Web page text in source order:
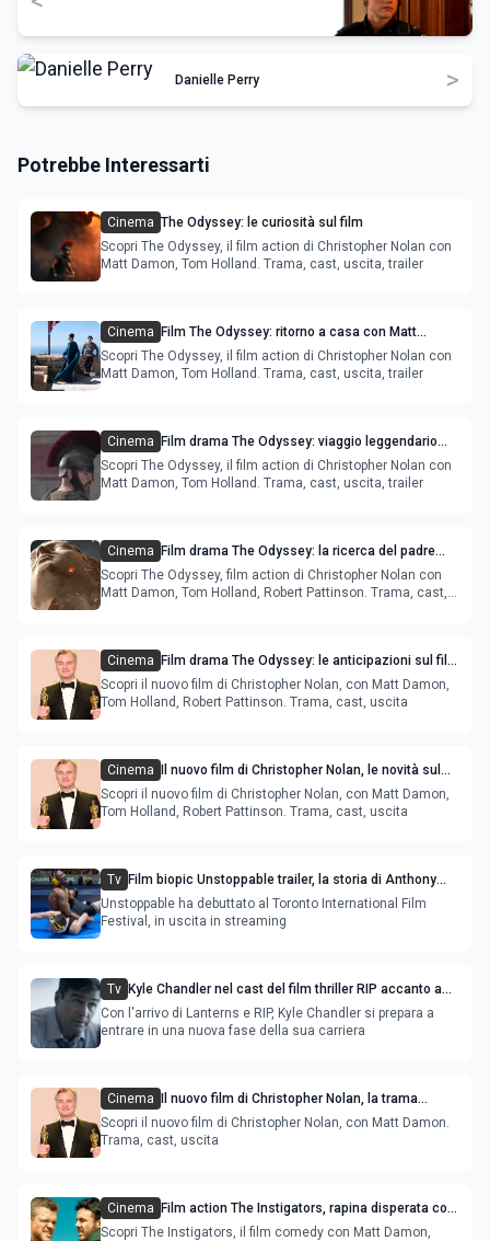
Danielle Perry >
Potrebbe Interessarti
Cinema The Odyssey: le curiosità sul film
Scopri The Odyssey, il film action di Christopher Nolan con
Matt Damon, Tom Holland. Trama, cast, uscita, trailer
Cinema
Film The Odyssey: ritorno a casa con Matt
Damon, Charlize Theron, Anne Hathaway -
trama-trailer
Scopri The Odyssey, il film action di Christopher Nolan con
Matt Damon, Tom Holland. Trama, cast, uscita, trailer
Cinema
Film drama The Odyssey: viaggio leggendario
con Matt Damon e Tom Holland
Scopri The Odyssey, il film action di Christopher Nolan con
Matt Damon, Tom Holland. Trama, cast, uscita, trailer
Cinema
Film drama The Odyssey: la ricerca del padre
con Tom Holland e Matt Damon
Scopri The Odyssey, film action di Christopher Nolan con
Matt Damon, Tom Holland, Robert Pattinson. Trama, cast,
Cinema
Film drama The Odyssey: le anticipazioni sul film
e sulla trama, diretto da Christopher Nolan
Scopri il nuovo film di Christopher Nolan, con Matt Damon,
Tom Holland, Robert Pattinson. Trama, cast, uscita
Cinema
Il nuovo film di Christopher Nolan, le novità sul
cast
Scopri il nuovo film di Christopher Nolan, con Matt Damon,
Tom Holland, Robert Pattinson. Trama, cast, uscita
Tv Film biopic Unstoppable trailer, la storia di Anthony
Robles interpretato da Jharrel Jerome
Unstoppable ha debuttato al Toronto International Film
Festival, in uscita in streaming
Tv Kyle Chandler nel cast del film thriller RIP accanto a
Ben Affleck e Matt Damon
Con l'arrivo di Lanterns e RIP, Kyle Chandler si prepara a
entrare in una nuova fase della sua carriera
Cinema
Il nuovo film di Christopher Nolan, la trama
ipotetica con Matt Damon
Scopri il nuovo film di Christopher Nolan, con Matt Damon.
Trama, cast, uscita
Cinema
Film action The Instigators, rapina disperata con
Matt Damon e Casey Affleck
Scopri The Instigators, il film comedy con Matt Damon,